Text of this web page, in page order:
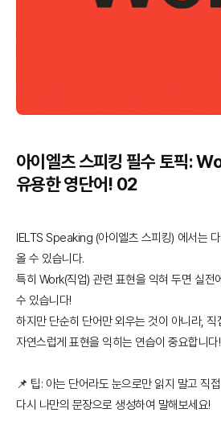
아이엘츠 스피킹 필수 토픽:
유용한 영단어! 02
IELTS Speaking (아이엘츠 스피킹) 에서는
올 수 있습니다.
특히 Work(직업) 관련 표현을 익혀 두면 실전
수 있습니다!
하지만 단순히 단어만 외우는 것이 아니라, 직
자연스럽게 표현을 익히는 연습이 중요합니다!
📌 팁: 아는 단어라도 눈으로만 읽지 말고 직
다시 나만의 문장으로 생성하여 말해보세요!